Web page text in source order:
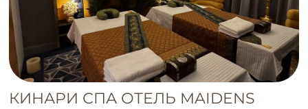
КИНАРИ СПА ОТЕЛЬ MAIDENS